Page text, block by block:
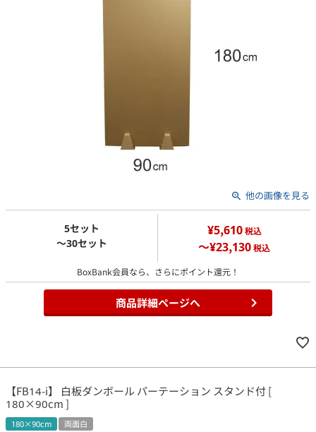
他の画像を見る
5セット
～30セット
¥5,610 税込
～¥23,130税込
BoxBank会員なら、さらにポイント還元！
商品詳細ページへ
【FB14-i】 白板ダンボール パーテーション スタンド付 [
180×90cm ]
180×90cm 両面白